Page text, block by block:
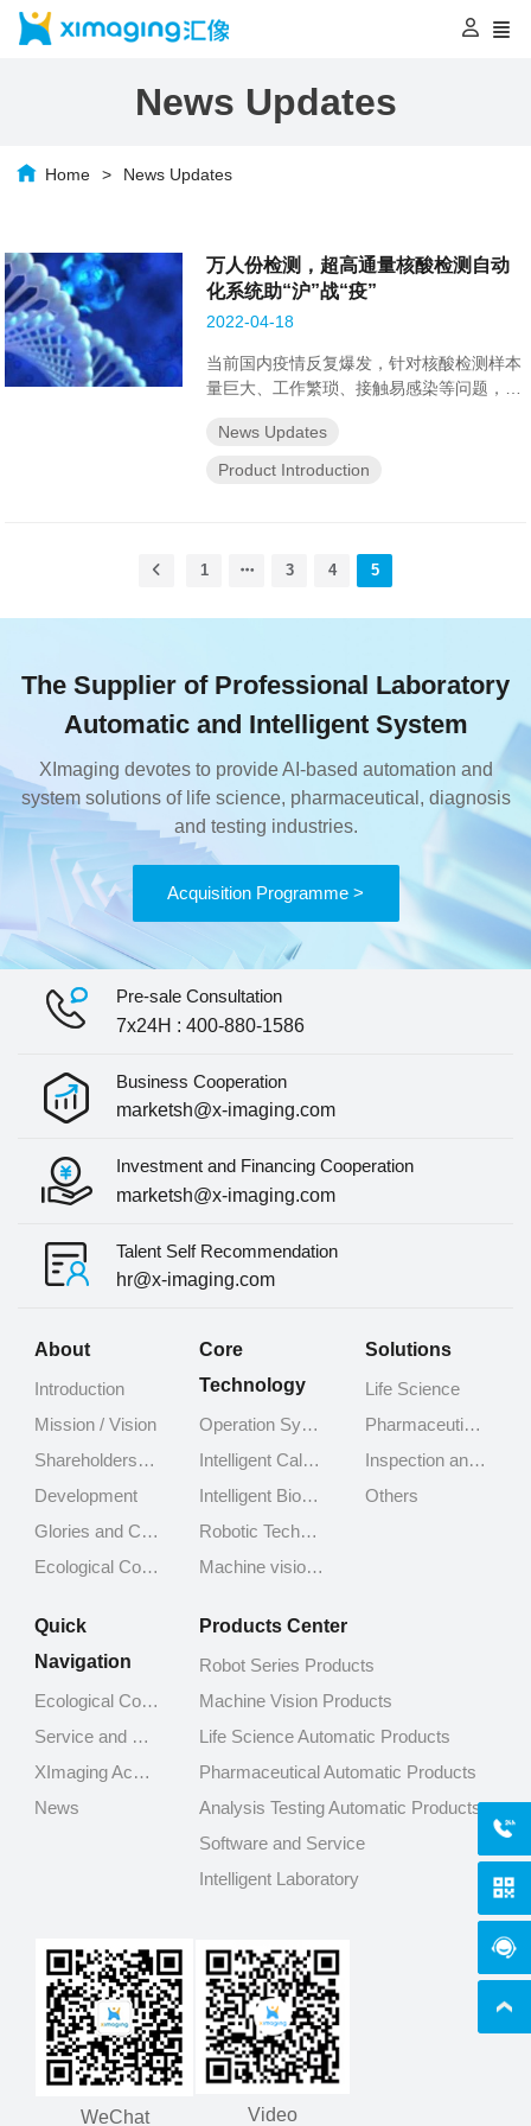
News Updates
Home News Updates
万人份检测，超高通量核酸检测自动
化系统助“沪”战“疫”
2022-04-18
当前国内疫情反复爆发，针对核酸检测样本
量巨大、工作繁琐、接触易感染等问题，汇
测，提供日通量万人份+可定制的超高通量
核酸检测全自动解决方案。 该系统以智能
从“核酸样本进”到“检测结果出报告“全流程
无人化运作。 单样日万人份、混样十万人
研发的汇像核酸检测自动化数据对接系统，
是上海市集成“健康云、大数据、东软平
台、核酸码一体”，全平台互联互通的核酸
数据自动化对接软件。 在争分夺秒的上海
大规模核酸筛查中，帮助各疾控和检测系统
处理成百、千万的核酸数据，形成实验室自
动化样本信息管理与国家公共核酸数据发布
平台真正的高效链接闭环。 CUSTOMER案
例展示汇像大通量智能全流程核酸检测工作
站（疾控中心真实客户使用）汇像智能PCR
反应体系构建系统（疾控中...
News Updates
Product Introduction
1 3 4 5
The Supplier of Professional Laboratory
Automatic and Intelligent System
XImaging devotes to provide AI-based automation and
system solutions of life science, pharmaceutical, diagnosis
and testing industries.
Acquisition Programme >
Pre-sale Consultation
7x24H : 400-880-1586
Business Cooperation
marketsh@x-imaging.com
Investment and Financing Cooperation
marketsh@x-imaging.com
Talent Self Recommendation
hr@x-imaging.com
About
Introduction
Mission / Vision
Shareholders and Investors
Development
Glories and Certifications
Ecological Cooperators
Core
Technology
Operation System Technology
Intelligent Calculation Technology
Intelligent Biochemical Experimental Technology
Robotic Technology
Machine vision Technology
Solutions
Life Science
Pharmaceutical and Bio-pharmaceutical
Inspection and Testing
Others
Quick
Navigation
Ecological Cooperators
Service and Support
XImaging Academy
News
Products Center
Robot Series Products
Machine Vision Products
Life Science Automatic Products
Pharmaceutical Automatic Products
Analysis Testing Automatic Products
Software and Service
Intelligent Laboratory
WeChat Video